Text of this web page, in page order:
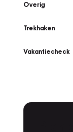
Overig
Trekhaken
Vakantiecheck